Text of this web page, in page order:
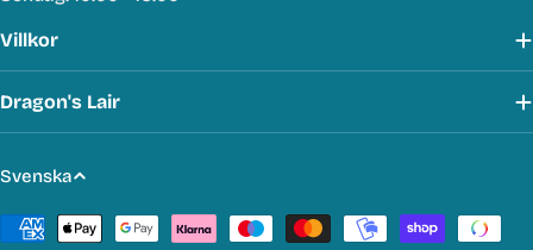
Villkor
Dragon's Lair
S
p
r
Svenska
Betalmetoder